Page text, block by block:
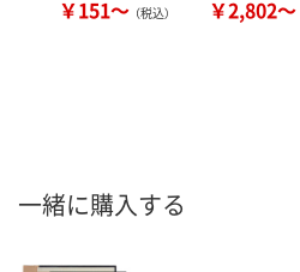
￥151～ （税込） ￥2,802～
一緒に購入する